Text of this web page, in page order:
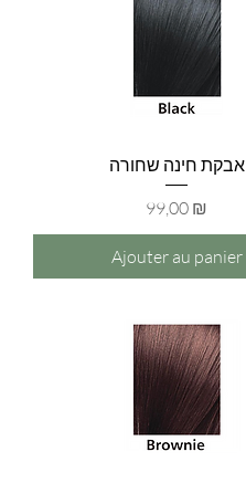
אבקת חינה שחורה
Prix
99,00 ₪
Ajouter au panier